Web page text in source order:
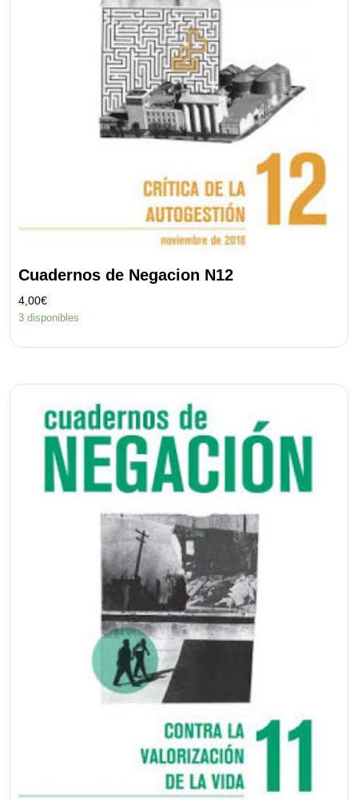
Cuadernos de Negacion N12
4,00€
3 disponibles